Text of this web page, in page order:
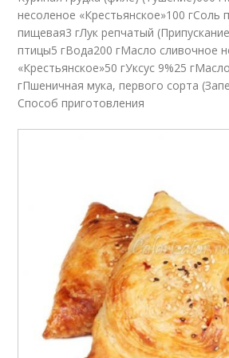
несоленое «Крестьянское»100 гСоль
пищевая3 гЛук репчатый
птицы5 гВода200 гМасло сливочное
«Крестьянское»50 гУксус 9%25
гПшеничная мука, первого сорта
Способ приготовления